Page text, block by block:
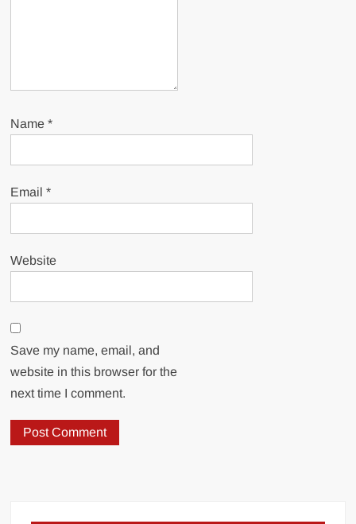
Name*
Email*
Website
Save my name, email, and
website in this browser for the
next time I comment.